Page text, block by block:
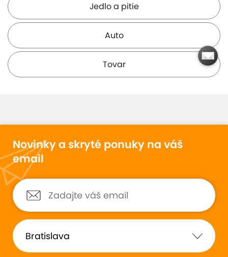
Jedlo a pitie
Auto
Tovar
Novinky a skryté ponuky na váš
email